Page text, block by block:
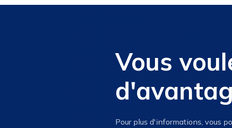
Vous
Pour plus d'informations, vous